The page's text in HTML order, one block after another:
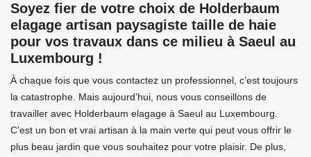
Soyez fier de votre choix de Holderbaum
elagage artisan paysagiste taille de haie
pour vos travaux dans ce milieu à Saeul au
Luxembourg !
À chaque fois que vous contactez un professionnel, c’est toujours
la catastrophe. Mais aujourd’hui, nous vous conseillons de
travailler avec Holderbaum elagage à Saeul au Luxembourg.
C’est un bon et vrai artisan à la main verte qui peut vous offrir le
plus beau jardin que vous souhaitez pour votre plaisir. De plus,